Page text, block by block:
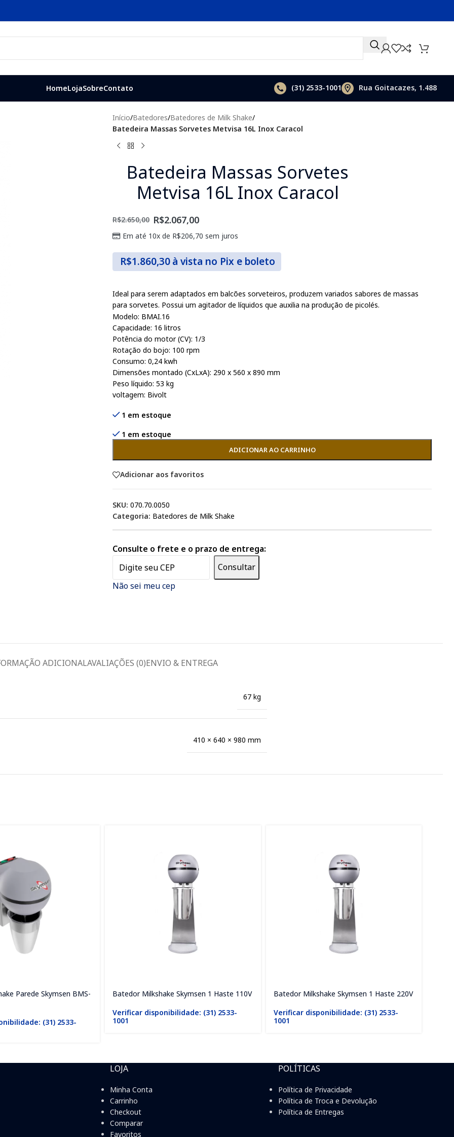
HomeLojaSobreContato (31) 2533-1001 Rua Goitacazes, 1.488
Início/Batedores/Batedores de Milk Shake/
Batedeira Massas Sorvetes Metvisa 16L Inox Caracol
Batedeira Massas Sorvetes
Metvisa 16L Inox Caracol
R$2.650,00 R$2.067,00
Em até 10x de R$206,70 sem juros
R$1.860,30à vista no Pix e boleto
Ideal para serem adaptados em balcões sorveteiros, produzem variados sabores de massas
para sorvetes. Possui um agitador de líquidos que auxilia na produção de picolés.
Modelo: BMAI.16
Capacidade: 16 litros
Potência do motor (CV): 1/3
Rotação do bojo: 100 rpm
Consumo: 0,24 kwh
Dimensões montado (CxLxA): 290 x 560 x 890 mm
Peso líquido: 53 kg
voltagem: Bivolt
1 em estoque
1 em estoque
ADICIONAR AO CARRINHO
Adicionar aos favoritos
SKU: 070.70.0050
Categoria: Batedores de Milk Shake
Consulte o frete e o prazo de entrega:
Consultar
Não sei meu cep
ADICIONALAVALIAÇÕES (0)ENVIO & ENTREGA
67 kg
410 × 640 × 980 mm
Parede Skymsen BMS-
(31) 2533-
Batedor Milkshake Skymsen 1 Haste 110V
Verificar disponibilidade: (31) 2533-
1001
Batedor Milkshake Skymsen 1 Haste 220V
Verificar disponibilidade: (31) 2533-
1001
LOJA
Minha Conta
Carrinho
Checkout
Comparar
Favoritos
POLÍTICAS
Política de Privacidade
Política de Troca e Devolução
Política de Entregas